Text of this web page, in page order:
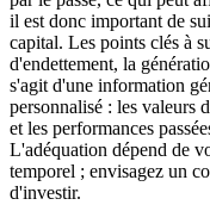
il est donc important de
capital. Les points clés à
d'endettement, la
s'agit d'une information
personnalisé : les valeurs
et les performances
L'adéquation dépend de
temporel ; envisagez un
d'investir.